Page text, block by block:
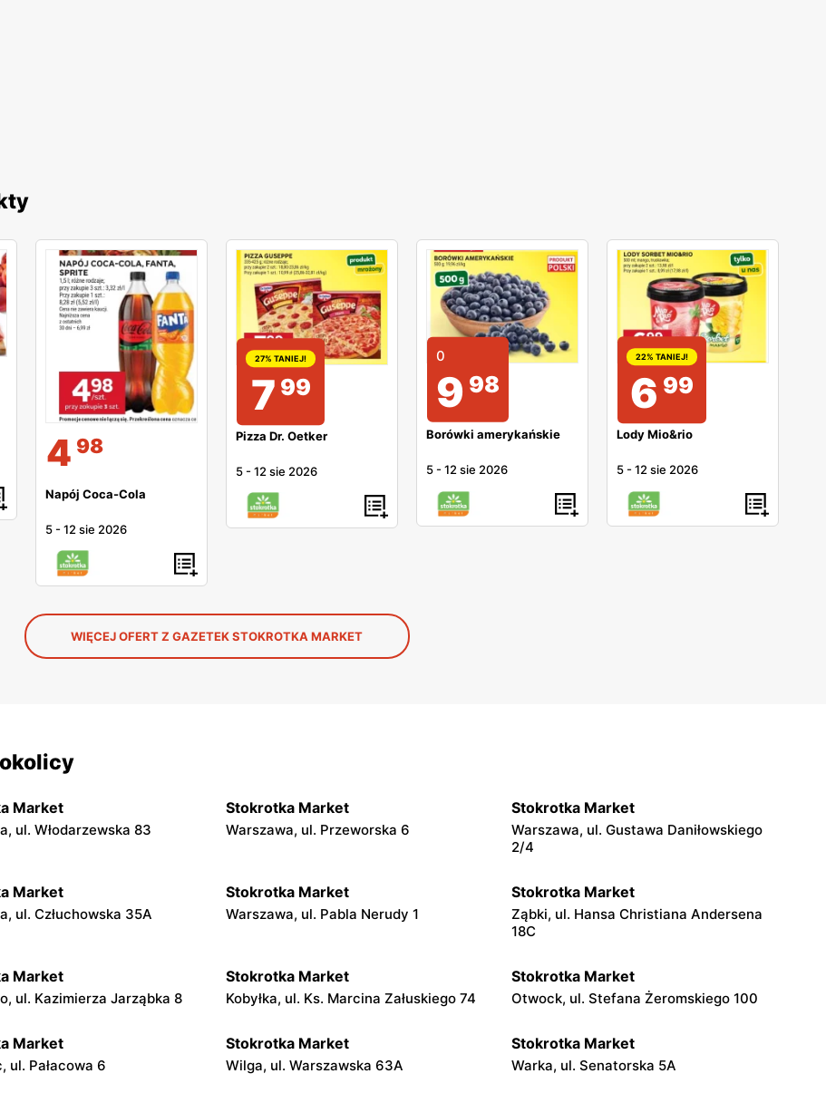
4 98
Napój Coca-Cola
5 -12 sie 2026
27% TANIEJ!
7 99
Pizza Dr. Oetker
5 -12 sie 2026
0
9 98
Borówki amerykańskie
5 -12 sie 2026
22% TANIEJ!
6 99
Lody Mio&rio
5 -12 sie 2026
WIĘCEJ OFERT Z GAZETEK STOKROTKA MARKET
Market
ul. Włodarzewska 83
Stokrotka Market
Warszawa, ul. Przeworska 6
Stokrotka Market
Warszawa, ul. Gustawa Daniłowskiego
2/4
Market
ul. Człuchowska 35A
Stokrotka Market
Warszawa, ul. Pabla Nerudy 1
Stokrotka Market
Ząbki, ul. Hansa Christiana Andersena
18C
Market
ul. Kazimierza Jarząbka 8
Stokrotka Market
Kobyłka, ul. Ks. Marcina Załuskiego 74
Stokrotka Market
Otwock, ul. Stefana Żeromskiego 100
Market
ul. Pałacowa 6
Stokrotka Market
Wilga, ul. Warszawska 63A
Stokrotka Market
Warka, ul. Senatorska 5A